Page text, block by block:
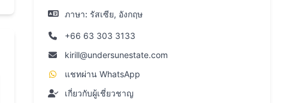
ภาษา: รัสเซีย, อังกฤษ
+66 63 303 3133
kirill@undersunestate.com
แชทผ่าน WhatsApp
เกี่ยวกับผู้เชี่ยวชาญ